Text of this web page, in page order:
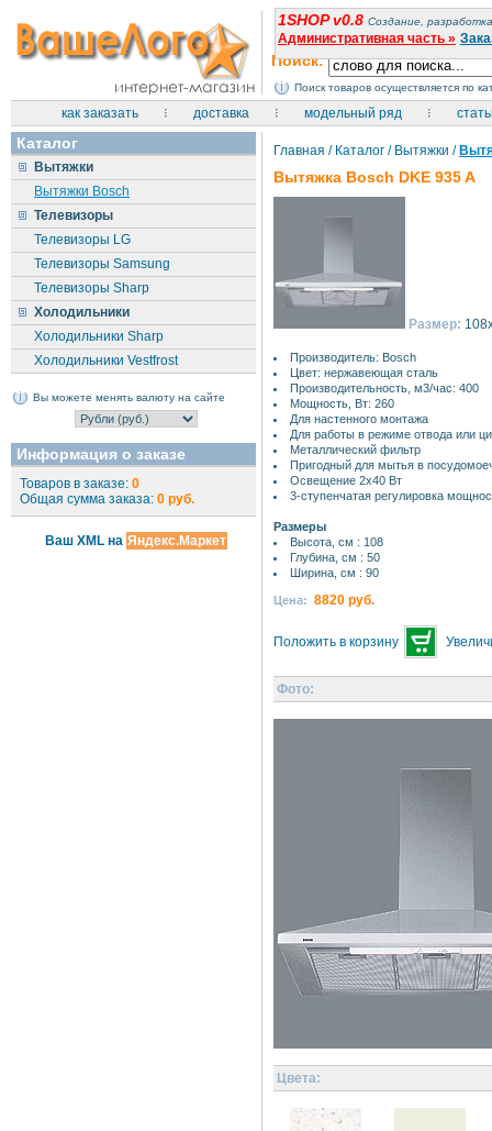
Поиск:
Поиск товаров осуществляется по
как заказать доставка модельный ряд
Каталог
Вытяжки
Вытяжки Bosch
Телевизоры
Телевизоры LG
Телевизоры Samsung
Телевизоры Sharp
Холодильники
Холодильники Sharp
Холодильники Vestfrost
Вы можете менять валюту на сайте
Информация о заказе
Товаров в заказе: 0
Общая сумма заказа: 0 руб.
Ваш XML на Яндекс.Маркет
Главная / Каталог / Вытяжки /
Вытяжка Bosch DKE 935 A
Размер:
Производитель: Bosch
Цвет: нержавеющая сталь
Производительность, м3/час: 400
Мощность, Вт: 260
Для настенного монтажа
Для работы в режиме отвода или
Металлический фильтр
Пригодный для мытья в
Освещение 2х40 Вт
3-ступенчатая регулировка
Размеры
Высота, см : 108
Глубина, см : 50
Ширина, см : 90
Цена: 8820 руб.
Положить в корзину
Фото:
Цвета:
1SHOP v0.8 Создание,
Административная часть »